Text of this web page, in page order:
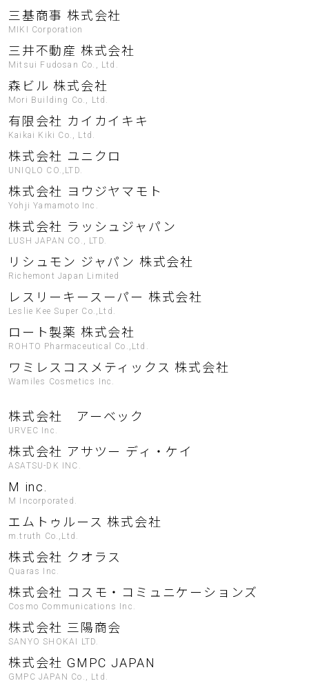
三基商事 株式会社
MIKI Corporation
三井不動産 株式会社
Mitsui Fudosan Co., Ltd.
森ビル 株式会社
Mori Building Co., Ltd.
有限会社 カイカイキキ
Kaikai Kiki Co., Ltd.
株式会社 ユニクロ
UNIQLO CO.,LTD.
株式会社 ヨウジヤマモト
Yohji Yamamoto Inc.
株式会社 ラッシュジャパン
LUSH JAPAN CO., LTD.
リシュモン ジャパン 株式会社
Richemont Japan Limited
レスリーキースーパー 株式会社
Leslie Kee Super Co.,Ltd.
ロート製薬 株式会社
ROHTO Pharmaceutical Co.,Ltd.
ワミレスコスメティックス 株式会社
Wamiles Cosmetics Inc.
株式会社 アーベック
URVEC Inc.
株式会社 アサツー ディ・ケイ
ASATSU-DK INC.
M inc.
M Incorporated.
エムトゥルース 株式会社
m.truth Co.,Ltd.
株式会社 クオラス
Quaras Inc.
株式会社 コスモ・コミュニケーションズ
Cosmo Communications Inc.
株式会社 三陽商会
SANYO SHOKAI LTD.
株式会社 GMPC JAPAN
GMPC JAPAN Co., Ltd.